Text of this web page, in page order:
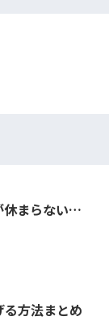
休まらない…
方法まとめ